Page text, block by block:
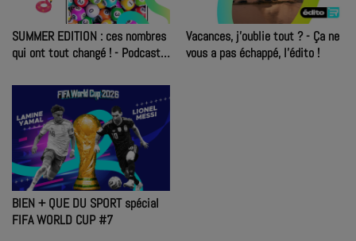
SUMMER EDITION : ces nombres
qui ont tout changé ! - Podcast
Vacances, j’oublie tout ? - Ça ne
vous a pas échappé, l'édito !
BIEN + QUE DU SPORT spécial
FIFA WORLD CUP #7